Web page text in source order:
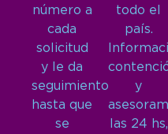
número a
cada
solicitud
y le da
seguimiento
hasta que
se
todo el
país.
y
las 24 hs,